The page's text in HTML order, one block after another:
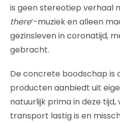
is geen stereotiep verhaal
there‘-muziek en alleen
gezinsleven in coronatijd,
gebracht.
De concrete boodschap is
producten aanbiedt uit
natuurlijk prima in deze
transport lastig is en